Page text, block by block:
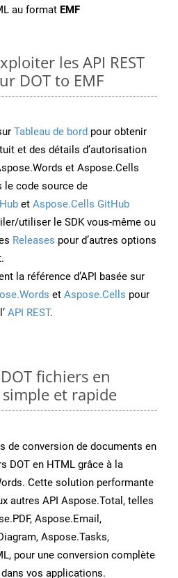
au format EMF
les API REST
DOT to EMF
Tableau de bord pour obtenir
et des détails d’autorisation
et Aspose.Cells
le code source de
et Aspose.Cells GitHub
utiliser le SDK vous-même ou
Releases pour d’autres options
la référence d’API basée sur
et Aspose.Cells pour
API REST.
fichiers en
et rapide
de conversion de documents en
DOT en HTML grâce à la
Cette solution performante
autres API Aspose.Total, telles
Aspose.Email,
Aspose.Tasks,
pour une conversion complète
vos applications.